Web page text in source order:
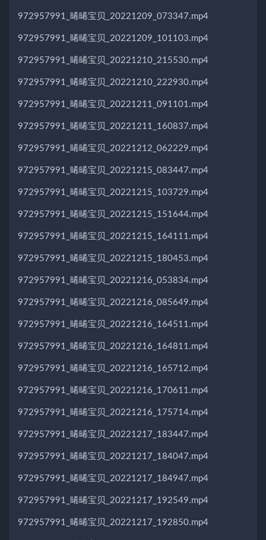
972957991_晞晞宝贝_20221209_073347.mp4
972957991_晞晞宝贝_20221209_101103.mp4
972957991_晞晞宝贝_20221210_215530.mp4
972957991_晞晞宝贝_20221210_222930.mp4
972957991_晞晞宝贝_20221211_091101.mp4
972957991_晞晞宝贝_20221211_160837.mp4
972957991_晞晞宝贝_20221212_062229.mp4
972957991_晞晞宝贝_20221215_083447.mp4
972957991_晞晞宝贝_20221215_103729.mp4
972957991_晞晞宝贝_20221215_151644.mp4
972957991_晞晞宝贝_20221215_164111.mp4
972957991_晞晞宝贝_20221215_180453.mp4
972957991_晞晞宝贝_20221216_053834.mp4
972957991_晞晞宝贝_20221216_085649.mp4
972957991_晞晞宝贝_20221216_164511.mp4
972957991_晞晞宝贝_20221216_164811.mp4
972957991_晞晞宝贝_20221216_165712.mp4
972957991_晞晞宝贝_20221216_170611.mp4
972957991_晞晞宝贝_20221216_175714.mp4
972957991_晞晞宝贝_20221217_183447.mp4
972957991_晞晞宝贝_20221217_184047.mp4
972957991_晞晞宝贝_20221217_184947.mp4
972957991_晞晞宝贝_20221217_192549.mp4
972957991_晞晞宝贝_20221217_192850.mp4